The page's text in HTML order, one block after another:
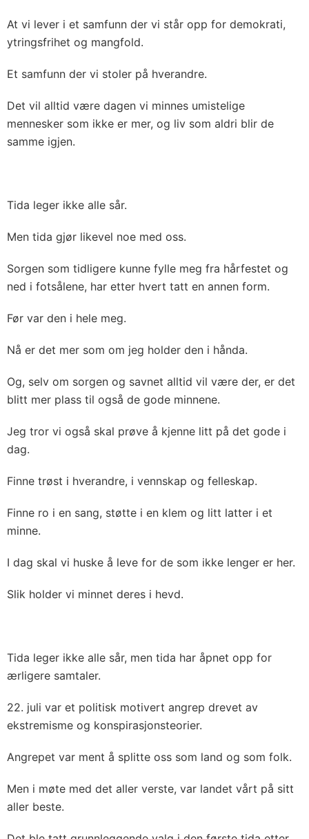
At vi lever i et samfunn der vi står opp for demokrati,
ytringsfrihet og mangfold.
Et samfunn der vi stoler på hverandre.
Det vil alltid være dagen vi minnes umistelige
mennesker som ikke er mer, og liv som aldri blir de
samme igjen.
Tida leger ikke alle sår.
Men tida gjør likevel noe med oss.
Sorgen som tidligere kunne fylle meg fra hårfestet og
ned i fotsålene, har etter hvert tatt en annen form.
Før var den i hele meg.
Nå er det mer som om jeg holder den i hånda.
Og, selv om sorgen og savnet alltid vil være der, er det
blitt mer plass til også de gode minnene.
Jeg tror vi også skal prøve å kjenne litt på det gode i
dag.
Finne trøst i hverandre, i vennskap og felleskap.
Finne ro i en sang, støtte i en klem og litt latter i et
minne.
I dag skal vi huske å leve for de som ikke lenger er her.
Slik holder vi minnet deres i hevd.
Tida leger ikke alle sår, men tida har åpnet opp for
ærligere samtaler.
22. juli var et politisk motivert angrep drevet av
ekstremisme og konspirasjonsteorier.
Angrepet var ment å splitte oss som land og som folk.
Men i møte med det aller verste, var landet vårt på sitt
aller beste.